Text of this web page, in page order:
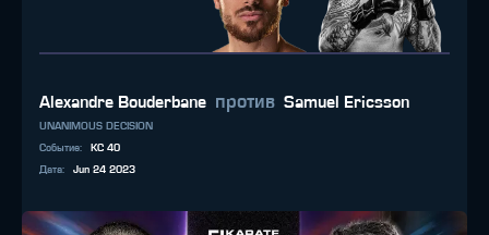
Alexandre Bouderbane против Samuel Ericsson
UNANIMOUS DECISION
Событие:
KC 40
Дата: Jun 24 2023